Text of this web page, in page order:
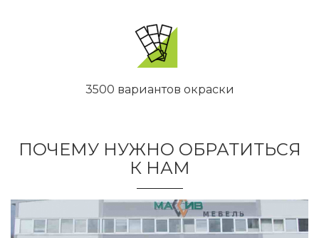
3500 вариантов окраски
ПОЧЕМУ НУЖНО ОБРАТИТЬСЯ
К НАМ